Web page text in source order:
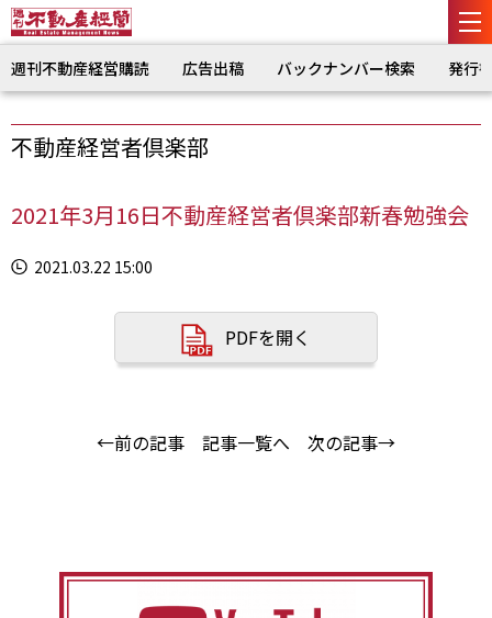
週刊不動産経営購読 広告出稿 バックナンバー検索 発行
不動産経営者倶楽部
2021年3月16日不動産経営者倶楽部新春勉強会
2021.03.22 15:00
PDFを開く
←前の記事 記事一覧へ 次の記事→